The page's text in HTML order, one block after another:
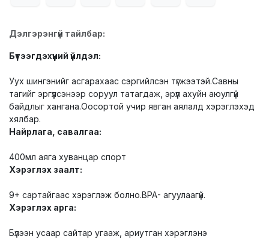
Дэлгэрэнгүй тайлбар:
Бүтээгдэхүүний үйлдэл:
Уух шингэнийг асгарахаас сэргийлсэн түгжээтэй.Савны
тагийг эргүүлсэнээр соруул татагдаж, эрүүл ахуйн аюулгүй
байдлыг хангана.Оосортой учир явган аялалд хэрэглэхэд
хялбар.
Найрлага, савалгаа:
400мл аяга хуванцар спорт
Хэрэглэх заалт:
9+ сартайгаас хэрэглэж болно.BPA- агуулаагүй.
Хэрэглэх арга:
Бүлээн усаар сайтар угааж, ариутган хэрэглэнэ